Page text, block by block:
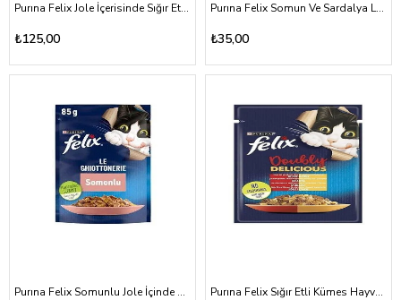
Purına Felix Jole İçerisinde Sığır Etli Ve Tavuklu Kedi Maması 400 Gr Konserve
₺125,00
Purına Felix Somun Ve Sardalya Lezzetli Karışımı ile Jole İçinde Kedi Maması 85 Gr
₺35,00
Purına Felix Somunlu Jole İçinde Kedi Maması 85 Gr Purına Felix Sığır Etli Kümes Hayvanlarının Karışımı İle Jole İçinde Kedi Maması 85 Gr